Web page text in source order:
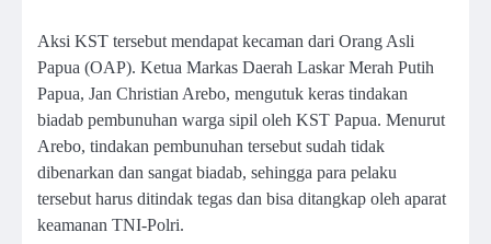
Aksi KST tersebut mendapat kecaman dari Orang Asli
Papua (OAP). Ketua Markas Daerah Laskar Merah Putih
Papua, Jan Christian Arebo, mengutuk keras tindakan
biadab pembunuhan warga sipil oleh KST Papua. Menurut
Arebo, tindakan pembunuhan tersebut sudah tidak
dibenarkan dan sangat biadab, sehingga para pelaku
tersebut harus ditindak tegas dan bisa ditangkap oleh aparat
keamanan TNI-Polri.